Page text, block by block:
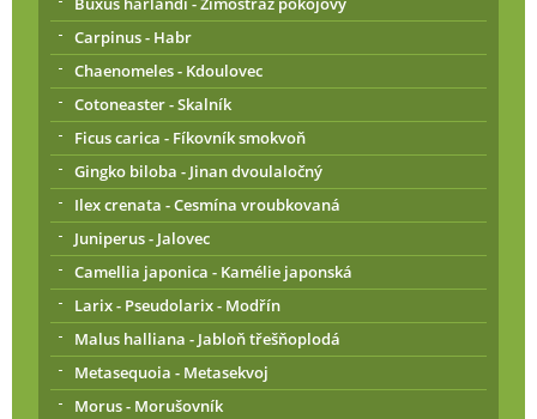
Carpinus - Habr
Chaenomeles - Kdoulovec
Cotoneaster - Skalník
Ficus carica - Fíkovník smokvoň
Gingko biloba - Jinan dvoulaločný
Ilex crenata - Cesmína vroubkovaná
Juniperus - Jalovec
Camellia japonica - Kamélie japonská
Larix - Pseudolarix - Modřín
Malus halliana - Jabloň třešňoplodá
Metasequoia - Metasekvoj
Morus - Morušovník